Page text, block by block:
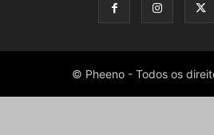
© Pheeno - Todos os